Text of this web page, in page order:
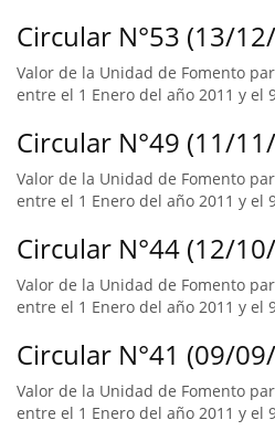
Circular N°53 (13/
Valor de la Unidad de Fomento
entre el 1 Enero del año 2011 y el
Circular N°49 (11/
Valor de la Unidad de Fomento
entre el 1 Enero del año 2011 y el
Circular N°44 (12/
Valor de la Unidad de Fomento
entre el 1 Enero del año 2011 y el
Circular N°41 (09/
Valor de la Unidad de Fomento
entre el 1 Enero del año 2011 y el